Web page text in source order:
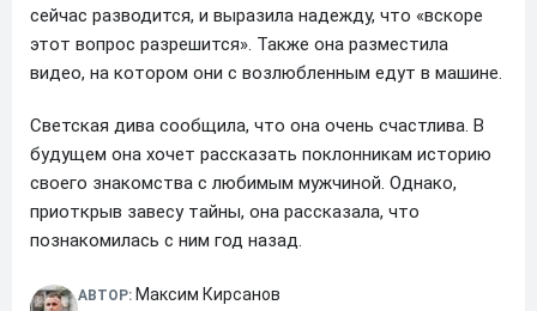
сейчас разводится, и выразила надежду, что «вскоре
этот вопрос разрешится». Также она разместила
видео, на котором они с возлюбленным едут в машине.
Светская дива сообщила, что она очень счастлива. В
будущем она хочет рассказать поклонникам историю
своего знакомства с любимым мужчиной. Однако,
приоткрыв завесу тайны, она рассказала, что
познакомилась с ним год назад.
АВТОР: Максим Кирсанов